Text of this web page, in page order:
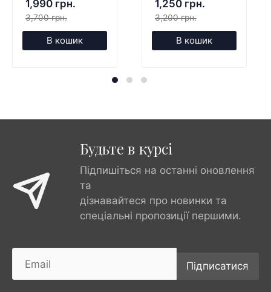
1,990 грн.
3,700 грн.
В кошик
1,250 грн.
3,200 грн.
В кошик
Будьте в курсі
Підпишіться на останні оновлення
та
дізнавайтеся про новинки та
спеціальні пропозиції першими.
Підписатися